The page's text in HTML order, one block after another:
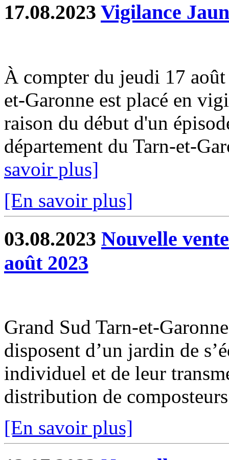
17.08.2023 Vigilance
À compter du jeudi 17
et-Garonne est placé en
raison du début d'un
département du Tarn-et-
savoir plus]
[En savoir plus]
03.08.2023 Nouvelle
août 2023
Grand Sud Tarn-et-
disposent d’un jardin de
individuel et de leur
distribution de
[En savoir plus]